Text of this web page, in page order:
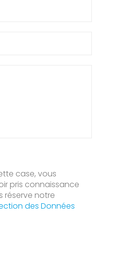
case, vous
pris connaissance
réserve notre
des Données